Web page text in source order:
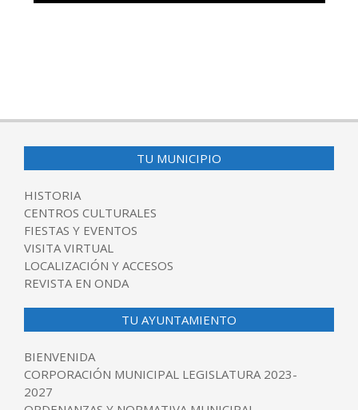
TU MUNICIPIO
HISTORIA
CENTROS CULTURALES
FIESTAS Y EVENTOS
VISITA VIRTUAL
LOCALIZACIÓN Y ACCESOS
REVISTA EN ONDA
TU AYUNTAMIENTO
BIENVENIDA
CORPORACIÓN MUNICIPAL LEGISLATURA 2023-
2027